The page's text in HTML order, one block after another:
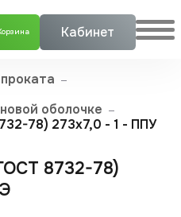
Кабинет
оболочке
78) 273x7,0 - 1 - ППУ
8732-78)